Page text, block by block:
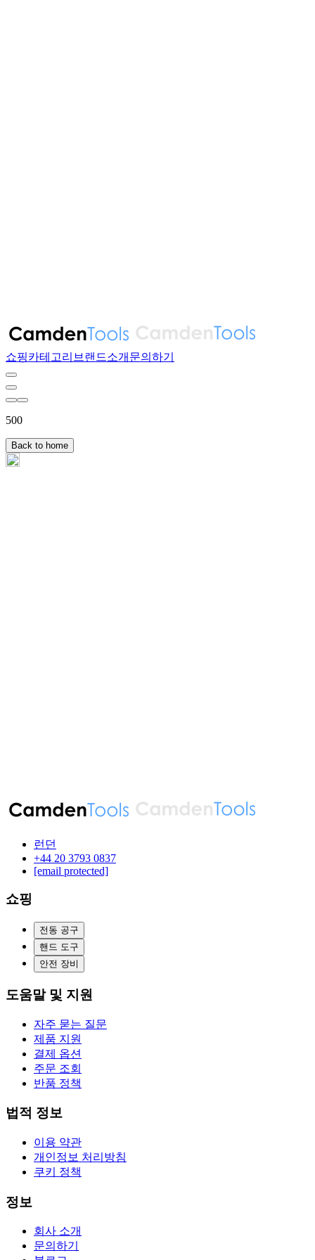
쇼핑카테고리 브랜드소개 문의하기
500
Back to home
런던
‪+44 20 3793 0837‬
[email protected]
쇼핑
전동 공구
핸드 도구
안전 장비
도움말 및 지원
자주 묻는 질문
제품 지원
결제 옵션
주문 조회
반품 정책
법적 정보
이용 약관
개인정보 처리방침
쿠키 정책
정보
회사 소개
문의하기